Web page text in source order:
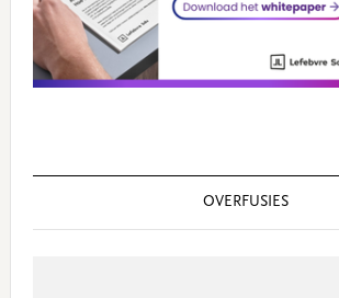
OVERFUSIES